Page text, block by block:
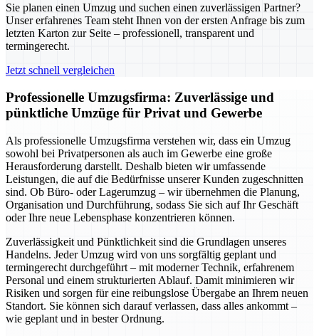
Sie planen einen Umzug und suchen einen zuverlässigen Partner?
Unser erfahrenes Team steht Ihnen von der ersten Anfrage bis zum
letzten Karton zur Seite – professionell, transparent und
termingerecht.
Jetzt schnell vergleichen
Professionelle Umzugsfirma: Zuverlässige und
pünktliche Umzüge für Privat und Gewerbe
Als professionelle Umzugsfirma verstehen wir, dass ein Umzug
sowohl bei Privatpersonen als auch im Gewerbe eine große
Herausforderung darstellt. Deshalb bieten wir umfassende
Leistungen, die auf die Bedürfnisse unserer Kunden zugeschnitten
sind. Ob Büro- oder Lagerumzug – wir übernehmen die Planung,
Organisation und Durchführung, sodass Sie sich auf Ihr Geschäft
oder Ihre neue Lebensphase konzentrieren können.
Zuverlässigkeit und Pünktlichkeit sind die Grundlagen unseres
Handelns. Jeder Umzug wird von uns sorgfältig geplant und
termingerecht durchgeführt – mit moderner Technik, erfahrenem
Personal und einem strukturierten Ablauf. Damit minimieren wir
Risiken und sorgen für eine reibungslose Übergabe an Ihrem neuen
Standort. Sie können sich darauf verlassen, dass alles ankommt –
wie geplant und in bester Ordnung.